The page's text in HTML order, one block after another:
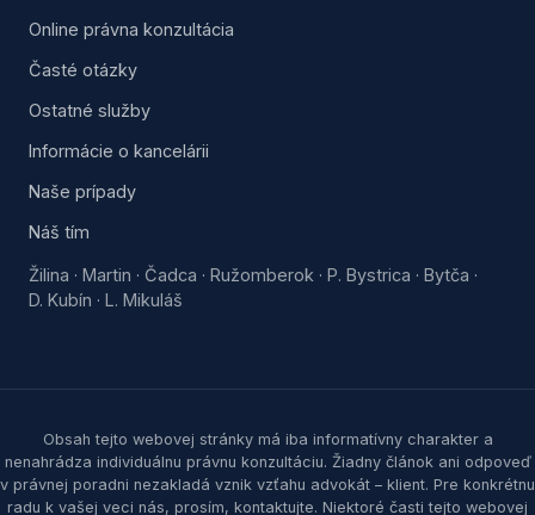
Online právna konzultácia
Časté otázky
Ostatné služby
Informácie o kancelárii
Naše prípady
Náš tím
Žilina · Martin · Čadca · Ružomberok · P. Bystrica · Bytča ·
D. Kubín · L. Mikuláš
Obsah tejto webovej stránky má iba informatívny charakter a
nenahrádza individuálnu právnu konzultáciu. Žiadny článok ani odpoveď
v právnej poradni nezakladá vznik vzťahu advokát – klient. Pre konkrétnu
radu k vašej veci nás, prosím, kontaktujte. Niektoré časti tejto webovej